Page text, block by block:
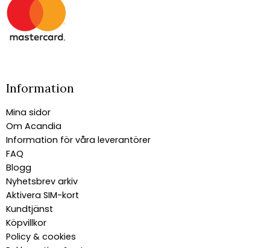
Information
Mina sidor
Om Acandia
Information för våra leverantörer
FAQ
Blogg
Nyhetsbrev arkiv
Aktivera SIM-kort
Kundtjänst
Köpvillkor
Policy & cookies